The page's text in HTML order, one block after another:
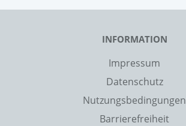
INFORMATION
Impressum
Datenschutz
Nutzungsbedingungen
Barrierefreiheit